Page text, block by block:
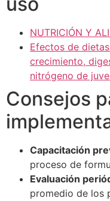
NUTRICIÓN Y
Efectos de
crecimiento,
nitrógeno de
Consejos
Capacitación
proceso de
Evaluación
promedio de los